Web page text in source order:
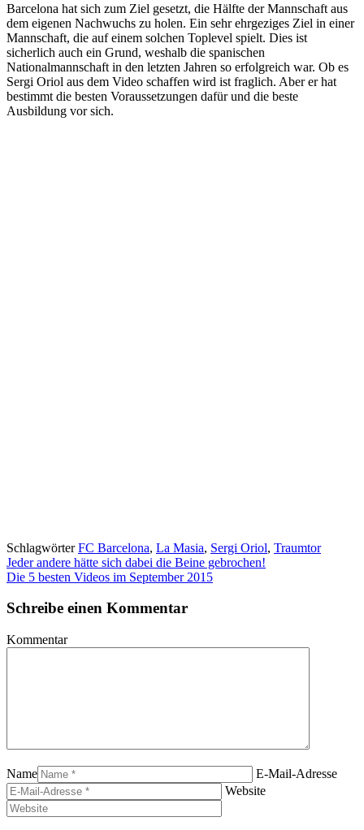
Barcelona hat sich zum Ziel gesetzt, die Hälfte der Mannschaft aus
dem eigenen Nachwuchs zu holen. Ein sehr ehrgeziges Ziel in einer
Mannschaft, die auf einem solchen Toplevel spielt. Dies ist
sicherlich auch ein Grund, weshalb die spanischen
Nationalmannschaft in den letzten Jahren so erfolgreich war. Ob es
Sergi Oriol aus dem Video schaffen wird ist fraglich. Aber er hat
bestimmt die besten Voraussetzungen dafür und die beste
Ausbildung vor sich.
SchlagwörterFC Barcelona, La Masia, Sergi Oriol, Traumtor
Jeder andere hätte sich dabei die Beine gebrochen!
Die 5 besten Videos im September 2015
Schreibe einen Kommentar
Kommentar
Name
E-Mail-Adresse
Website